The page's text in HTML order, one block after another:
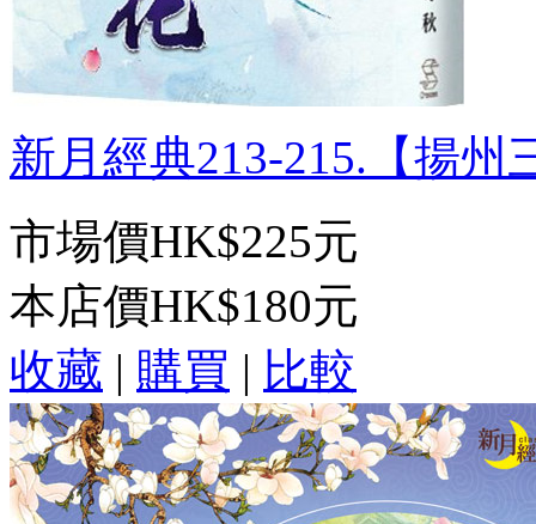
新月經典213-215.【揚州
市場價HK$225元
本店價HK$180元
收藏 | 購買 | 比較